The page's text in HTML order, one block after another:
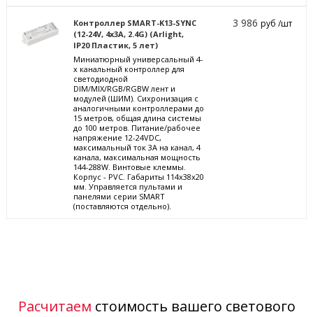
Контроллер SMART-K13-SYNC
(12-24V, 4x3A, 2.4G) (Arlight,
IP20 Пластик, 5 лет)
Миниатюрный универсальный 4-
х канальный контроллер для
светодиодной
DIM/MIX/RGB/RGBW лент и
модулей (ШИМ). Сихронизация с
аналогичными контроллерами до
15 метров, общая длина системы
до 100 метров. Питание/рабочее
напряжение 12-24VDC,
максимальный ток 3A на канал, 4
канала, максимальная мощность
144-288W. Винтовые клеммы.
Корпус - PVC. Габариты 114x38x20
мм. Управляется пультами и
панелями серии SMART
(поставляются отдельно).
3 986руб /шт
Расчитаем стоимость вашего светового